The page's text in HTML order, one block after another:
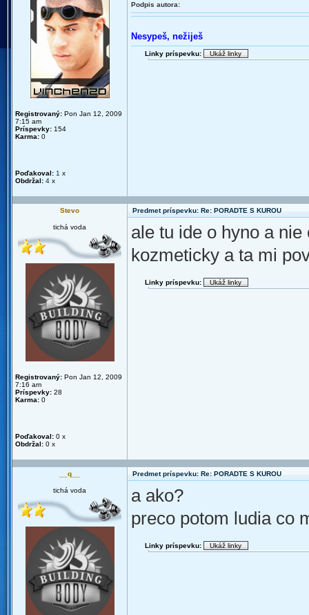
Registrovaný: Pon Jan 12, 2009
7:15 am
Príspevky: 154
Karma: 0
Poďakoval: 1 x
Obdržal: 4 x
Podpis autora:
Nesypeš, nežiješ
Linky príspevku:
Stevo Predmet príspevku: Re: PORADTE S KUROU
tichá voda
Registrovaný: Pon Jan 12, 2009
7:16 am
Príspevky: 28
Karma: 0
Poďakoval: 0 x
Obdržal: 0 x
ale tu ide o hyno a
kozmeticky a ta mi
Linky príspevku:
__q__ Predmet príspevku: Re: PORADTE S KUROU
tichá voda
a ako?
preco potom ludia co
Linky príspevku: